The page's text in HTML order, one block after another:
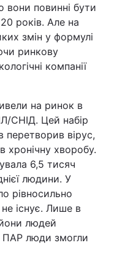
повинні бути
років. Але на
змін у формулі
ринкову
компанії
на ринок в
СНІД. Цей набір
перетворив вірус,
хворобу.
6,5 тисяч
людини. У
рівносильно
існує. Лише в
людей
ПАР люди змогли